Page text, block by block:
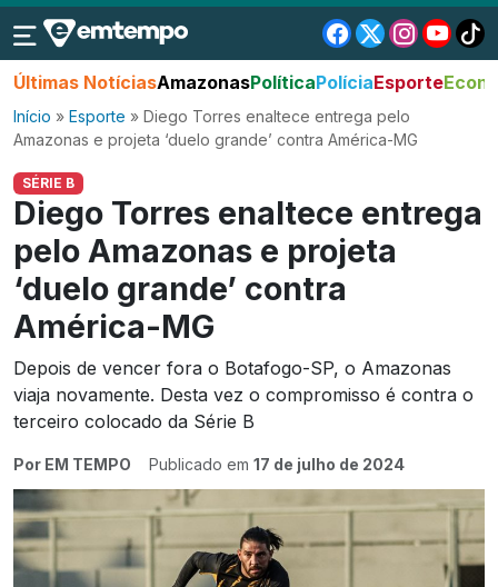
Últimas NotíciasAmazonasPolíticaPolíciaEsporte
Início » Esporte » Diego Torres enaltece entrega pelo
Amazonas e projeta ‘duelo grande’ contra América-MG
SÉRIE B
Diego Torres enaltece entrega
pelo Amazonas e projeta
‘duelo grande’ contra
América-MG
Depois de vencer fora o Botafogo-SP, o Amazonas
viaja novamente. Desta vez o compromisso é contra o
terceiro colocado da Série B
Por EM TEMPO Publicado em 17 de julho de 2024